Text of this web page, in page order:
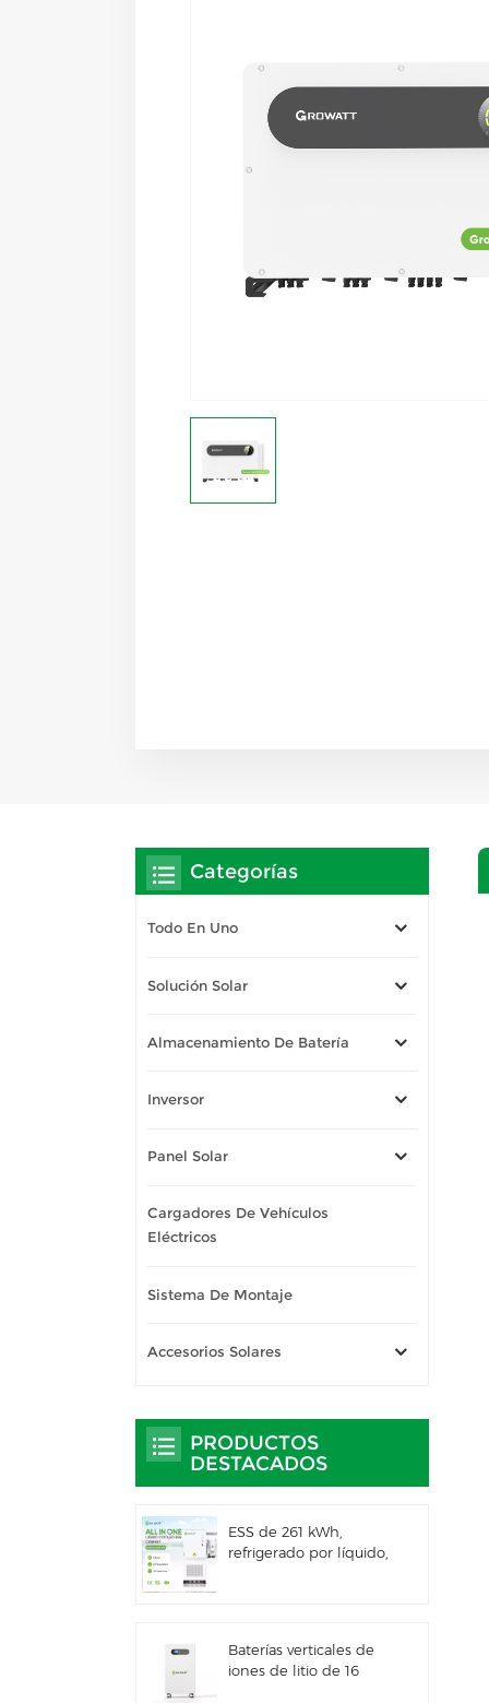
Categorías
Todo En Uno
Solución Solar
Almacenamiento De Batería
Inversor
Panel Solar
Cargadores De Vehículos
Eléctricos
Sistema De Montaje
Accesorios Solares
PRODUCTOS
DESTACADOS
ESS de 261 kWh,
refrigerado por líquido,
Baterías verticales de
iones de litio de 16